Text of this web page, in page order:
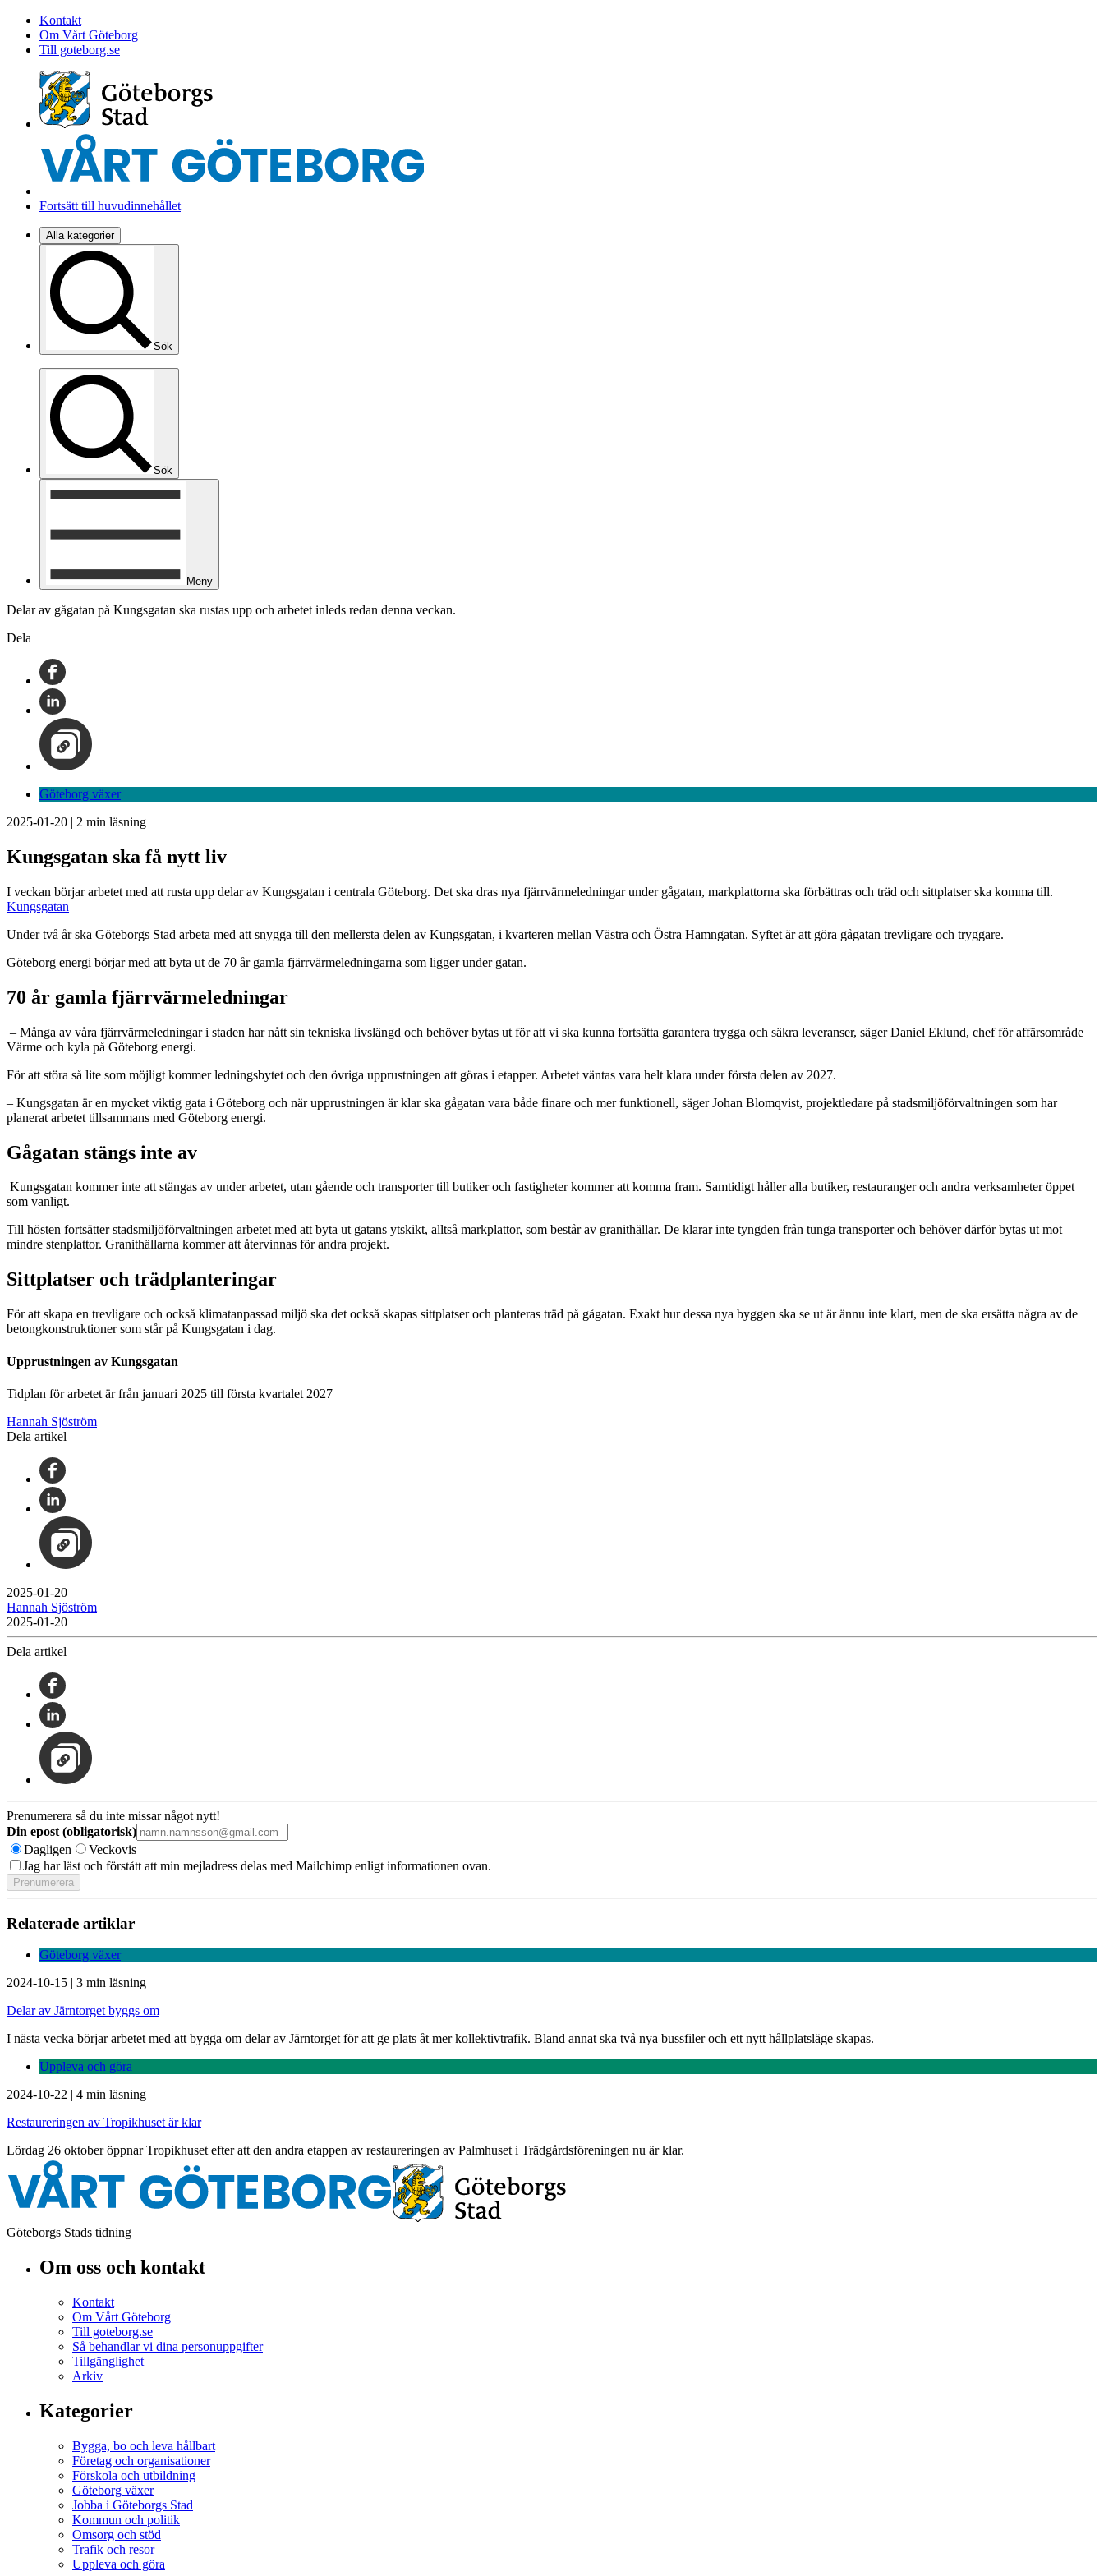
Kontakt
Om Vårt Göteborg
Till goteborg.se
Fortsätt till huvudinnehållet
Alla kategorier
Sök
Sök
Meny
Delar av gågatan på Kungsgatan ska rustas upp och arbetet inleds redan denna veckan.
Dela
Göteborg växer
2025-01-20 | 2 min läsning
Kungsgatan ska få nytt liv
I veckan börjar arbetet med att rusta upp delar av Kungsgatan i centrala Göteborg. Det ska dras nya fjärrvärmeledningar under gågatan, markplattorna ska förbättras och träd och sittplatser ska komma till.
Kungsgatan
Under två år ska Göteborgs Stad arbeta med att snygga till den mellersta delen av Kungsgatan, i kvarteren mellan Västra och Östra Hamngatan. Syftet är att göra gågatan trevligare och tryggare.
Göteborg energi börjar med att byta ut de 70 år gamla fjärrvärmeledningarna som ligger under gatan.
70 år gamla fjärrvärmeledningar
– Många av våra fjärrvärmeledningar i staden har nått sin tekniska livslängd och behöver bytas ut för att vi ska kunna fortsätta garantera trygga och säkra leveranser, säger Daniel Eklund, chef för affärsområde
Värme och kyla på Göteborg energi.
För att störa så lite som möjligt kommer ledningsbytet och den övriga upprustningen att göras i etapper. Arbetet väntas vara helt klara under första delen av 2027.
– Kungsgatan är en mycket viktig gata i Göteborg och när upprustningen är klar ska gågatan vara både finare och mer funktionell, säger Johan Blomqvist, projektledare på stadsmiljöförvaltningen som har
planerat arbetet tillsammans med Göteborg energi.
Gågatan stängs inte av
Kungsgatan kommer inte att stängas av under arbetet, utan gående och transporter till butiker och fastigheter kommer att komma fram. Samtidigt håller alla butiker, restauranger och andra verksamheter öppet
som vanligt.
Till hösten fortsätter stadsmiljöförvaltningen arbetet med att byta ut gatans ytskikt, alltså markplattor, som består av granithällar. De klarar inte tyngden från tunga transporter och behöver därför bytas ut mot
mindre stenplattor. Granithällarna kommer att återvinnas för andra projekt.
Sittplatser och trädplanteringar
För att skapa en trevligare och också klimatanpassad miljö ska det också skapas sittplatser och planteras träd på gågatan. Exakt hur dessa nya byggen ska se ut är ännu inte klart, men de ska ersätta några av de
betongkonstruktioner som står på Kungsgatan i dag.
Upprustningen av Kungsgatan
Tidplan för arbetet är från januari 2025 till första kvartalet 2027
Hannah Sjöström
Dela artikel
2025-01-20
Hannah Sjöström
2025-01-20
Dela artikel
Prenumerera så du inte missar något nytt!
Din epost (obligatorisk)
Dagligen
Veckovis
Jag har läst och förstått att min mejladress delas med Mailchimp enligt informationen ovan.
Relaterade artiklar
Göteborg växer
2024-10-15 | 3 min läsning
Delar av Järntorget byggs om
I nästa vecka börjar arbetet med att bygga om delar av Järntorget för att ge plats åt mer kollektivtrafik. Bland annat ska två nya bussfiler och ett nytt hållplatsläge skapas.
Uppleva och göra
2024-10-22 | 4 min läsning
Restaureringen av Tropikhuset är klar
Lördag 26 oktober öppnar Tropikhuset efter att den andra etappen av restaureringen av Palmhuset i Trädgårdsföreningen nu är klar.
Göteborgs Stads tidning
Om oss och kontakt
Kontakt
Om Vårt Göteborg
Till goteborg.se
Så behandlar vi dina personuppgifter
Tillgänglighet
Arkiv
Kategorier
Bygga, bo och leva hållbart
Företag och organisationer
Förskola och utbildning
Göteborg växer
Jobba i Göteborgs Stad
Kommun och politik
Omsorg och stöd
Trafik och resor
Uppleva och göra